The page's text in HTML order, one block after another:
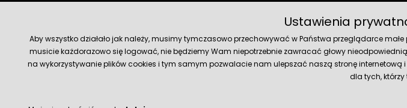
Ustawienia
Aby wszystko działało jak należy, musimy tymczasowo przechowywać w Państwa przeglądarce
musicie każdorazowo się logować, nie będziemy Wam niepotrzebnie zawracać głowy
na wykorzystywanie plików cookies i tym samym pozwalacie nam ulepszać naszą stronę
dla tych,